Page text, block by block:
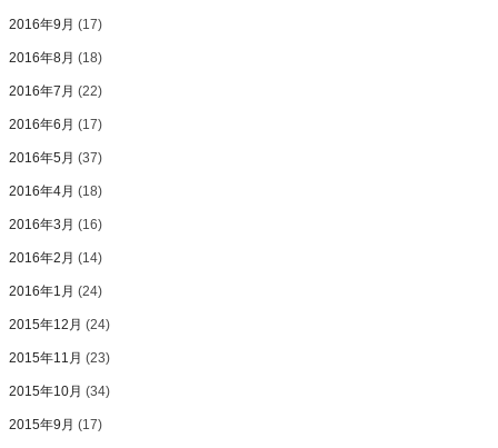
2016年9月 (17)
2016年8月 (18)
2016年7月 (22)
2016年6月 (17)
2016年5月 (37)
2016年4月 (18)
2016年3月 (16)
2016年2月 (14)
2016年1月 (24)
2015年12月 (24)
2015年11月 (23)
2015年10月 (34)
2015年9月 (17)